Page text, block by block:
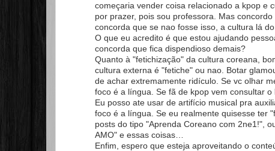
começaria vender coisa relacionado a kpop e
por prazer, pois sou professora. Mas
concorda que se nao fosse isso, a cultura lá
O que eu acredito é que estou ajudando
concorda que fica dispendioso demais?
Quanto à "fetichização" da cultura coreana,
cultura externa é "fetiche" ou nao. Botar
de achar extremamente ridículo. Se vc olhar
foco é a língua. Se fã de kpop vem consultar
Eu posso ate usar de artifício musical pra
foco é a língua. Se eu realmente quisesse ter
posts do tipo "Aprenda Coreano com 2ne1!",
AMO" e essas coisas…
Enfim, espero que esteja aproveitando o